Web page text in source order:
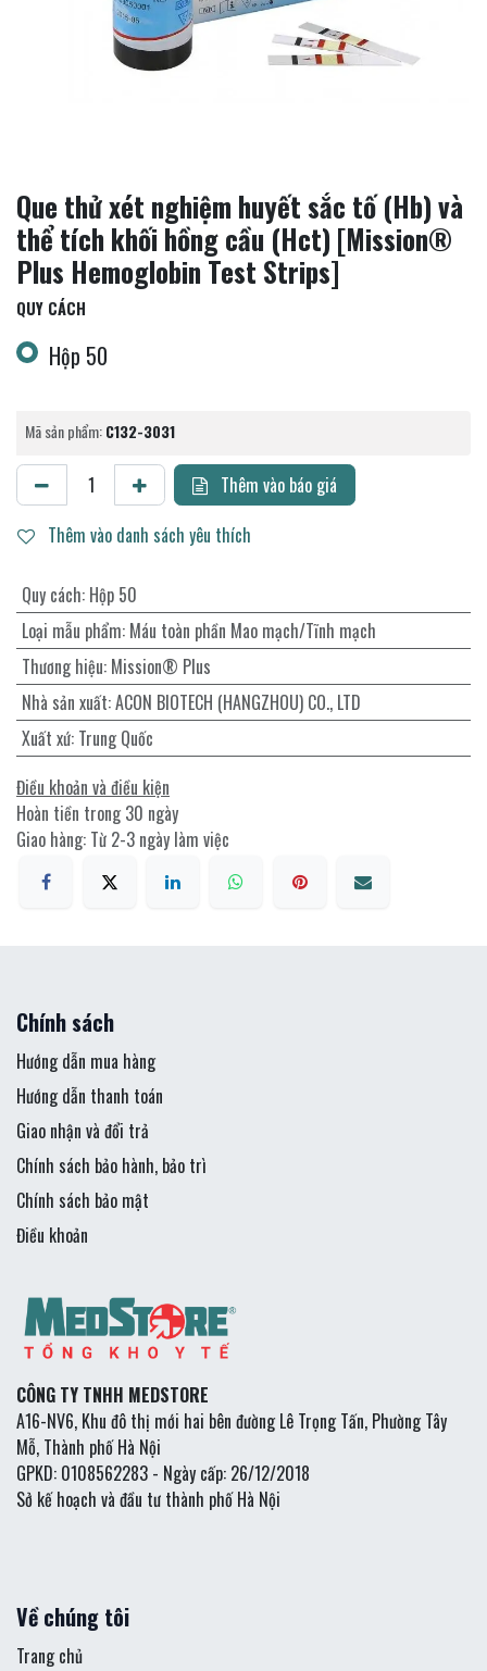
Que thử xét nghiệm huyết sắc tố (Hb) và
thể tích khối hồng cầu (Hct) [Mission®
Plus Hemoglobin Test Strips]
QUY CÁCH
Hộp 50
Mã sản phẩm:C132-3031
Thêm vào báo giá
Thêm vào danh sách yêu thích
Quy cách: Hộp 50
Loại mẫu phẩm: Máu toàn phần Mao mạch/Tĩnh mạch
Thương hiệu: Mission® Plus
Nhà sản xuất:ACON BIOTECH (HANGZHOU) CO., LTD
Xuất xứ: Trung Quốc
Điều khoản và điều kiện
Hoàn tiền trong 30 ngày
Giao hàng: Từ 2-3 ngày làm việc
Chính sách
Hướng dẫn mua hàng
Hướng dẫn thanh toán
Giao nhận và đổi trả
Chính sách bảo hành, bảo trì
Chính sách bảo mật
Điều khoản
CÔNG TY TNHH MEDSTORE
A16-NV6, Khu đô thị mới hai bên đường Lê Trọng Tấn, Phường Tây
Mỗ, Thành phố Hà Nội
GPKD: 0108562283 - Ngày cấp: 26/12/2018
Sở kế hoạch và đầu tư thành phố Hà Nội
Về chúng tôi
Trang chủ